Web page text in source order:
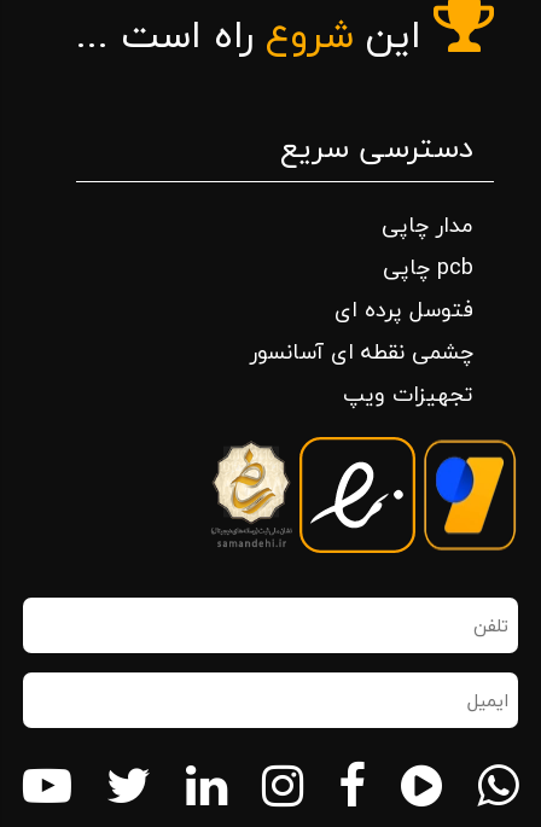
این شروع راه است ...
دسترسی سریع
مدار چاپی
pcb چاپی
فتوسل پرده ای
چشمی نقطه ای آسانسور
تجهیزات ویپ
تلفن
همراه
(ضروری)
ایمیل
(ضروری)